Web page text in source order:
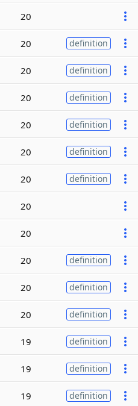
20
20 definition
20 definition
20 definition
20 definition
20 definition
20 definition
20
20
20 definition
20 definition
20 definition
19 definition
19 definition
19 definition